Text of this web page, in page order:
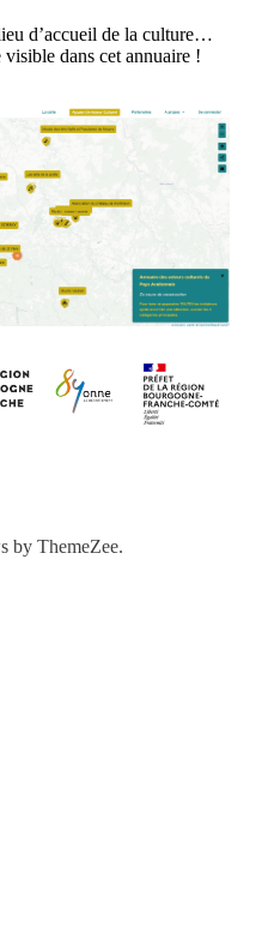
d’accueil de la culture…
dans cet annuaire !
by ThemeZee.